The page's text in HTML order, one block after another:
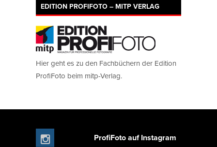
EDITION PROFIFOTO – MITP VERLAG
Hier geht es zu den Fachbüchern der Edition
ProfiFoto beim mitp-Verlag.
ProfiFoto auf Instagram